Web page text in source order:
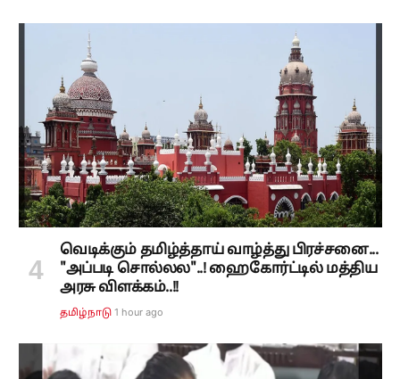
வெடிக்கும் தமிழ்த்தாய் வாழ்த்து பிரச்சனை...
"அப்படி சொல்லல"..! ஹைகோர்ட்டில் மத்திய
அரசு விளக்கம்..!!
தமிழ்நாடு 1 hour ago